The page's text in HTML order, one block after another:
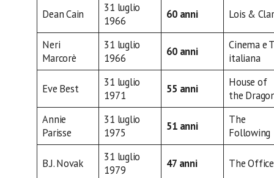
Dean Cain
31 luglio
1966
60 anni Lois &
Neri
Marcorè
31 luglio
1966
60 anni
Cinema e
italiana
Eve Best
31 luglio
1971
55 anni
House of
the
Annie
Parisse
31 luglio
1975
51 anni
The
Following
B.J. Novak
31 luglio
1979
47 anni The Office